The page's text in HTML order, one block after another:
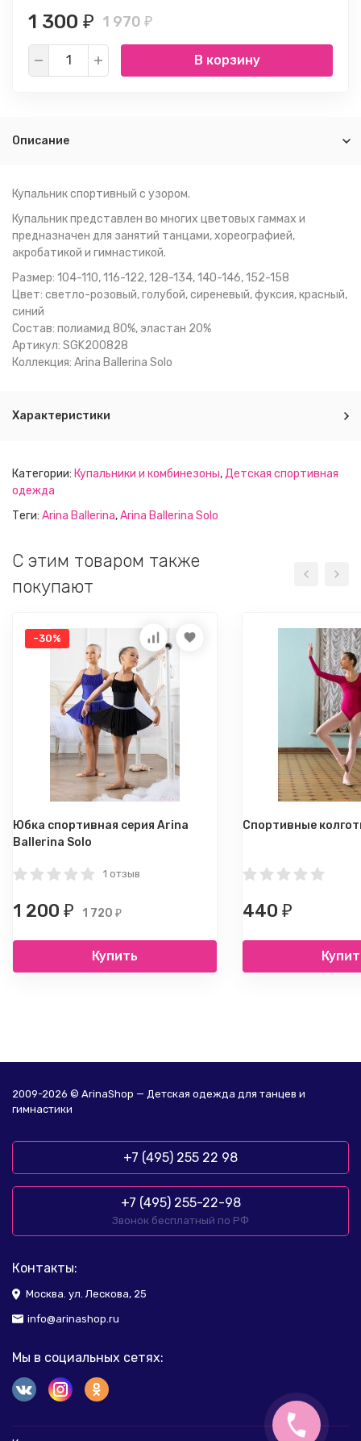
1 300 ₽ 1 970 ₽
В корзину
Описание
Купальник спортивный с узором.
Купальник представлен во многих цветовых гаммах и
предназначен для занятий танцами, хореографией,
акробатикой и гимнастикой.
Размер: 104-110, 116-122, 128-134, 140-146, 152-158
Цвет: светло-розовый, голубой, сиреневый, фуксия, красный,
синий
Состав: полиамид 80%, эластан 20%
Артикул: SGK200828
Коллекция: Arina Ballerina Solo
Характеристики
Категории: Купальники и комбинезоны,Детская спортивная
одежда
Теги: Arina Ballerina,Arina Ballerina Solo
C этим товаром также
покупают
-30%
Юбка спортивная серия Arina
Ballerina Solo
1 отзыв
1 200 ₽ 1 720 ₽
Купить
Спортивные
440 ₽
2009-2026 © ArinaShop — Детская одежда для танцев и
гимнастики
+7 (495) 255 22 98
+7 (495) 255-22-98
Звонок бесплатный по РФ
Контакты:
Москва. ул. Лескова, 25
info@arinashop.ru
Мы в социальных сетях: